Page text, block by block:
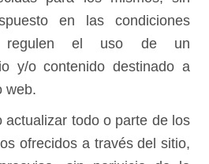
en las condiciones
regulen el uso de un
y/o contenido destinado a
web.
actualizar todo o parte de los
ofrecidos a través del sitio,